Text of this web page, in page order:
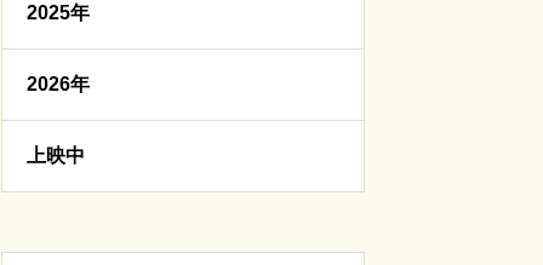
2025年
2026年
上映中